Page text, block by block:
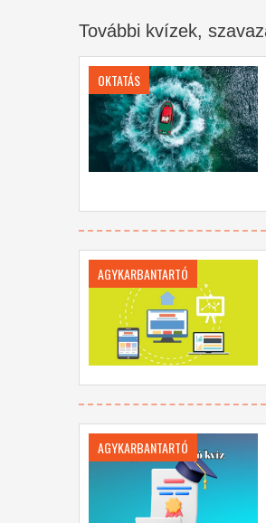
További kvízek,
OKTATÁS
AGYKARBANTARTÓ
AGYKARBANTARTÓ